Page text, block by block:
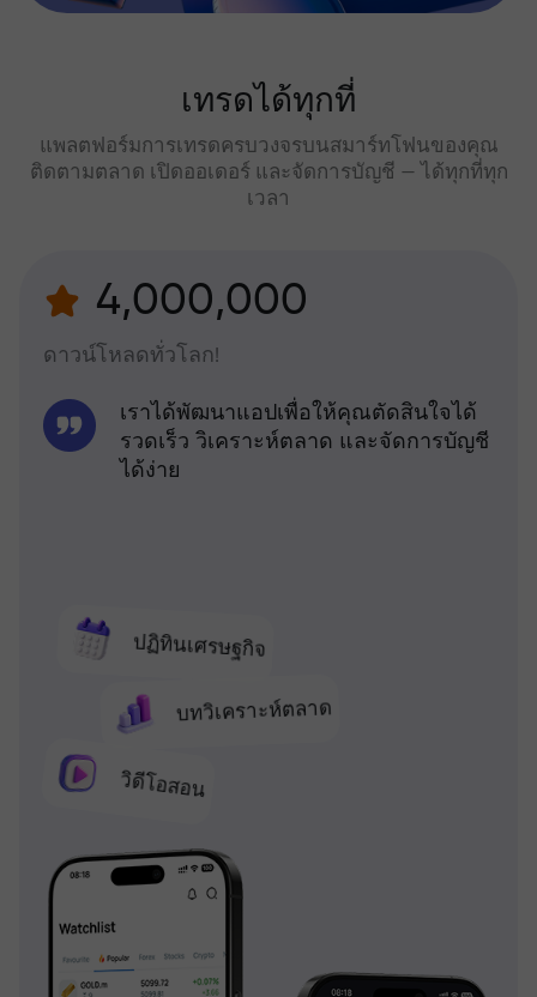
เทรดได้ทุกที่
แพลตฟอร์มการเทรดครบวงจรบนสมาร์ทโฟนของคุณ
ติดตามตลาด เปิดออเดอร์ และจัดการบัญชี — ได้ทุกที่ทุก
เวลา
4,000,000
ดาวน์โหลดทั่วโลก!
ปฏิทินเศรษฐกิจ
บทวิเคราะห์ตลาด
วิดีโอสอน
เราได้พัฒนาแอปเพื่อให้คุณตัดสินใจได้
รวดเร็ว วิเคราะห์ตลาด และจัดการบัญชี
ได้ง่าย